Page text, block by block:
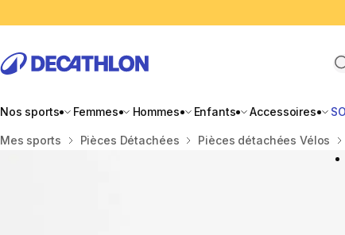
Nos sports Femmes Hommes Enfants Accessoires
Accueil
Mes sports Pièces Détachées Pièces détachées Vélos